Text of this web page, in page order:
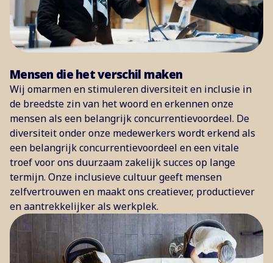
Mensen die het verschil maken
Wij omarmen en stimuleren diversiteit en inclusie in
de breedste zin van het woord en erkennen onze
mensen als een belangrijk concurrentievoordeel. De
diversiteit onder onze medewerkers wordt erkend als
een belangrijk concurrentievoordeel en een vitale
troef voor ons duurzaam zakelijk succes op lange
termijn. Onze inclusieve cultuur geeft mensen
zelfvertrouwen en maakt ons creatiever, productiever
en aantrekkelijker als werkplek.